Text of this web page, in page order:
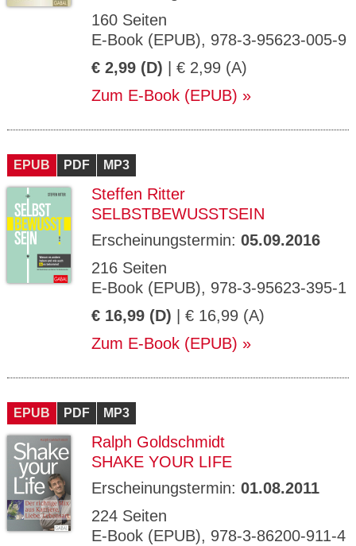
160 Seiten
E-Book (EPUB), 978-3-95623-005-9
€ 2,99 (D) | € 2,99 (A)
Zum E-Book (EPUB)
EPUB PDF MP3
Steffen Ritter
SELBSTBEWUSSTSEIN
Erscheinungstermin: 05.09.2016
216 Seiten
E-Book (EPUB), 978-3-95623-395-1
€ 16,99 (D) | € 16,99 (A)
Zum E-Book (EPUB)
EPUB PDF MP3
Ralph Goldschmidt
SHAKE YOUR LIFE
Erscheinungstermin: 01.08.2011
224 Seiten
E-Book (EPUB), 978-3-86200-911-4